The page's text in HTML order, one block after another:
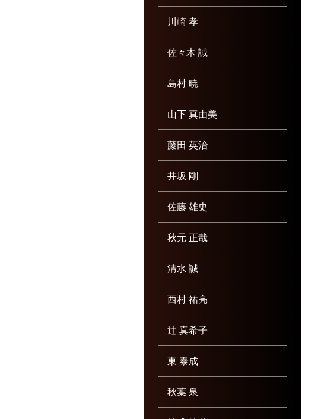
川崎 孝
佐々木 誠
島村 暁
山下 真由美
藤田 英治
井坂 剛
佐藤 雄史
秋元 正哉
清水 誠
西村 祐亮
辻 真希子
東 泰成
秋葉 泉